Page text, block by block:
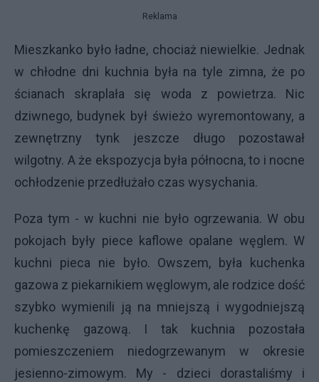
Reklama
Mieszkanko było ładne, chociaż niewielkie. Jednak
w chłodne dni kuchnia była na tyle zimna, że po
ścianach skraplała się woda z powietrza. Nic
dziwnego, budynek był świeżo wyremontowany, a
zewnętrzny tynk jeszcze długo pozostawał
wilgotny. A że ekspozycja była północna, to i nocne
ochłodzenie przedłużało czas wysychania.
Poza tym - w kuchni nie było ogrzewania. W obu
pokojach były piece kaflowe opalane węglem. W
kuchni pieca nie było. Owszem, była kuchenka
gazowa z piekarnikiem węglowym, ale rodzice dość
szybko wymienili ją na mniejszą i wygodniejszą
kuchenkę gazową. I tak kuchnia pozostała
pomieszczeniem niedogrzewanym w okresie
jesienno-zimowym. My - dzieci dorastaliśmy i